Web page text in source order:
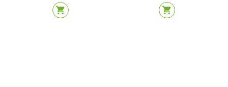
shopping_cart shopping_cart